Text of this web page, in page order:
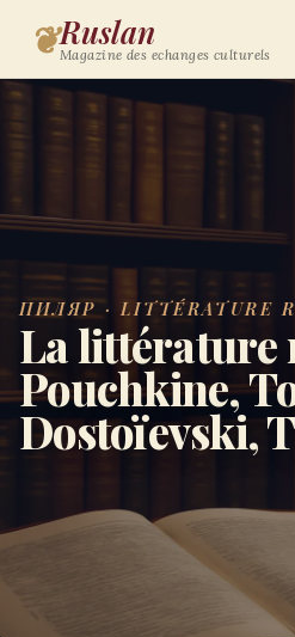
❦Ruslan
Magazine des echanges culturels
ПИЛЯР · LITTÉRATURE
La littérature
Pouchkine,
Dostoïevski,